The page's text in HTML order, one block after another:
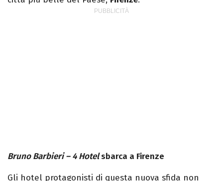
Bruno Barbieri – 4 Hotelsbarca a Firenze
Gli hotel protagonisti di questa nuova sfida non